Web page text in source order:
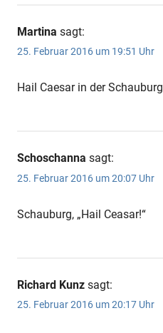
Martina sagt:
25. Februar 2016 um 19:51 Uhr
Hail Caesar in der Schauburg
Schoschanna sagt:
25. Februar 2016 um 20:07 Uhr
Schauburg, „Hail Ceasar!“
Richard Kunz sagt:
25. Februar 2016 um 20:17 Uhr